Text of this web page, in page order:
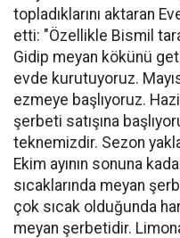
topladıklarını aktaran
etti: "Özellikle Bismil
Gidip meyan kökünü
evde kurutuyoruz.
ezmeye başlıyoruz.
şerbeti satışına
teknemizdir. Sezon
Ekim ayının sonuna
sıcaklarında meyan
çok sıcak olduğunda
meyan şerbetidir.